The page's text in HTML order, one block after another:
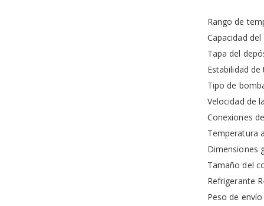
Rango de
Capacidad
Tapa del
Estabilidad
Tipo de
Velocidad de
Conexiones
Temperatura
Dimensiones
Tamaño del
Refrigerante
Peso de